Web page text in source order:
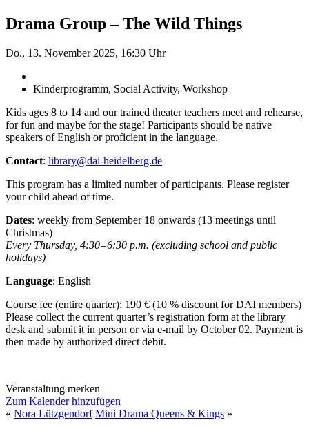
Drama Group – The Wild Things
Do., 13. November 2025, 16:30 Uhr
Kinderprogramm, Social Activity, Workshop
Kids ages 8 to 14 and our trained theater teachers meet and rehearse,
for fun and maybe for the stage! Participants should be native
speakers of English or proficient in the language.
Contact: library@dai-heidelberg.de
This program has a limited number of participants. Please register
your child ahead of time.
Dates: weekly from September 18 onwards (13 meetings until
Christmas)
Every Thursday, 4:30 – 6:30 p.m. (excluding school and public
holidays)
Language: English
Course fee (entire quarter): 190 € (10 % discount for DAI members)
Please collect the current quarter’s registration form at the library
desk and submit it in person or via e-mail by October 02. Payment is
then made by authorized direct debit.
Veranstaltung merken
Zum Kalender hinzufügen
« Nora Lützgendorf Mini Drama Queens & Kings »